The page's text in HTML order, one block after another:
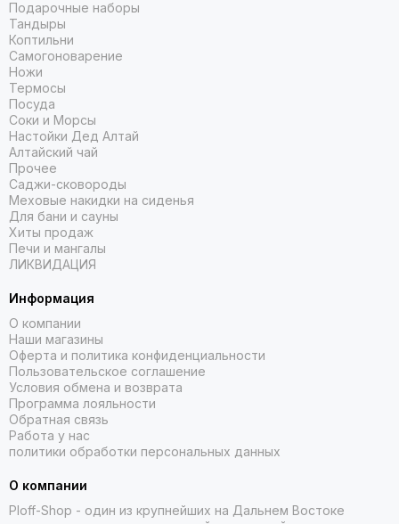
Подарочные наборы
Тандыры
Коптильни
Самогоноварение
Ножи
Термосы
Посуда
Соки и Морсы
Настойки Дед Алтай
Алтайский чай
Прочее
Саджи-сковороды
Меховые накидки на сиденья
Для бани и сауны
Хиты продаж
Печи и мангалы
ЛИКВИДАЦИЯ
Информация
О компании
Наши магазины
Оферта и политика конфиденциальности
Пользовательское соглашение
Условия обмена и возврата
Программа лояльности
Обратная связь
Работа у нас
политики обработки персональных данных
О компании
Ploff-Shop - один из крупнейших на Дальнем Востоке